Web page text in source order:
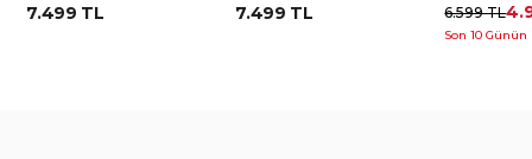
7.499 TL 7.499 TL 6.599 TL
Son 10